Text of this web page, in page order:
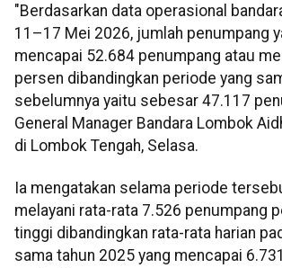
"Berdasarkan data operasional
11–17 Mei 2026, jumlah penumpang
mencapai 52.684 penumpang atau
persen dibandingkan periode yang
sebelumnya yaitu sebesar 47.117
General Manager Bandara Lombok
di Lombok Tengah, Selasa.
Ia mengatakan selama periode
melayani rata-rata 7.526 penumpang
tinggi dibandingkan rata-rata harian
sama tahun 2025 yang mencapai